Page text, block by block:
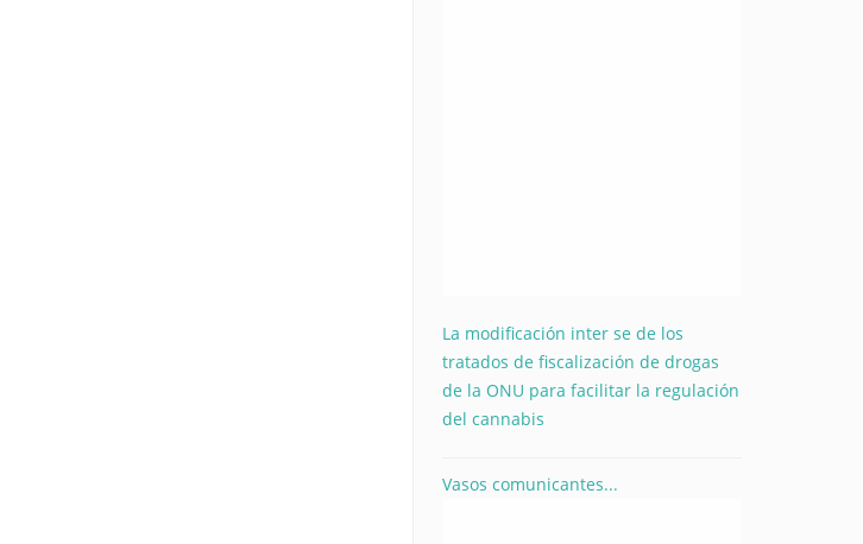
La modificación inter se de los
tratados de fiscalización de drogas
de la ONU para facilitar la regulación
del cannabis
Vasos comunicantes...